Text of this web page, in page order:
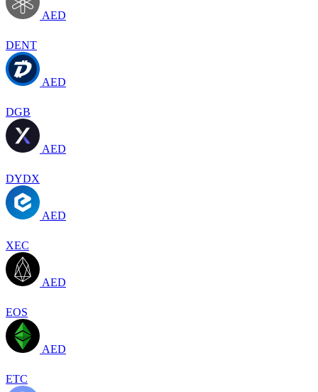
AED
DENT
AED
DGB
AED
DYDX
AED
XEC
AED
EOS
AED
ETC